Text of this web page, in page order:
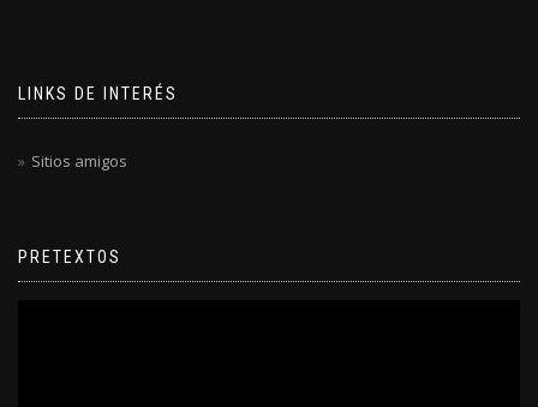
LINKS DE INTERÉS
Sitios amigos
PRETEXTOS